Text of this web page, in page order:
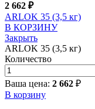
2 662 ₽
ARLOK 35 (3,5 кг)
В КОРЗИНУ
Закрыть
ARLOK 35 (3,5 кг)
Количество
Ваша цена: 2 662 ₽
В корзину